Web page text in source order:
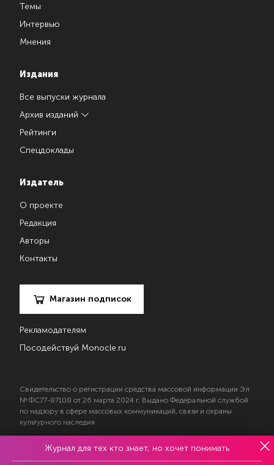
Темы
Интервью
Мнения
Издания
Все выпуски журнала
Архив изданий
Рейтинги
Спецдоклады
Издатель
О проекте
Редакция
Авторы
Контакты
Магазин подписок
Рекламодателям
Посодействуй Monocle.ru
Свидетельство о регистрации средства массовой информации Эл
№ ФС77-87108 от 26 марта 2024 г. Выдано Федеральной службой
по надзору в сфере массовых коммуникаций, связи и охраны
культурного наследия
© 2017—2026 АНО «Творческий коллектив Эксперт»
Журнал для тех кто знает, но хочет понимать